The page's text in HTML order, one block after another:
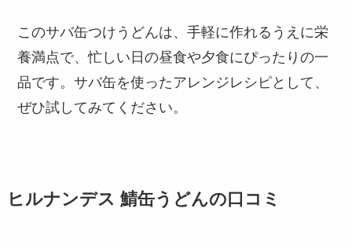
このサバ缶つけうどんは、手軽に作れるうえに栄
養満点で、忙しい日の昼食や夕食にぴったりの一
品です。サバ缶を使ったアレンジレシピとして、
ぜひ試してみてください。
ヒルナンデス 鯖缶うどんの口コミ